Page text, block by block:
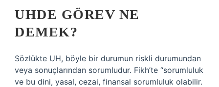
UHDE GÖREV NE
DEMEK?
Sözlükte UH, böyle bir durumun riskli durumundan
veya sonuçlarından sorumludur. Fikh’te “sorumluluk
ve bu dini, yasal, cezai, finansal sorumluluk olabilir.